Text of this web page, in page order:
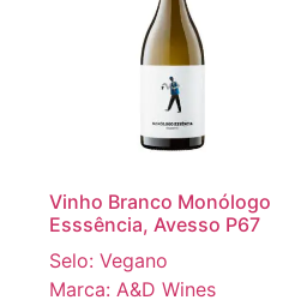
Vinho Branco Monólogo
Esssência, Avesso P67
Selo: Vegano
Marca: A&D Wines